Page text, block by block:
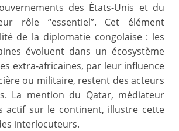
des États-Unis et du
rôle “essentiel”. Cet élément
de la diplomatie congolaise : les
évoluent dans un écosystème
extra-africaines, par leur influence
ou militaire, restent des acteurs
La mention du Qatar, médiateur
actif sur le continent, illustre cette
interlocuteurs.